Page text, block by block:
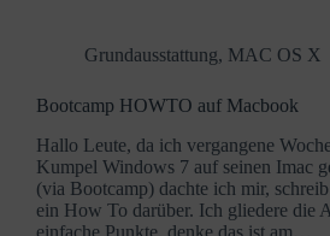
Grundausstattung, MAC OS X
Bootcamp HOWTO auf Macbook
Hallo Leute, da ich vergangene
Kumpel Windows 7 auf seinen Imac
(via Bootcamp) dachte ich mir,
ein How To darüber. Ich gliedere die
einfache Punkte, denke das ist am…